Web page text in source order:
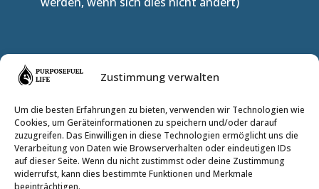
Zustimmung verwalten
Um die besten Erfahrungen zu bieten, verwenden wir Technologien wie
Cookies, um Geräteinformationen zu speichern und/oder darauf
zuzugreifen. Das Einwilligen in diese Technologien ermöglicht uns die
Verarbeitung von Daten wie Browserverhalten oder eindeutigen IDs
auf dieser Seite. Wenn du nicht zustimmst oder deine Zustimmung
widerrufst, kann dies bestimmte Funktionen und Merkmale
beeinträchtigen.
TRITT DEM INNEREN KREIS BEI